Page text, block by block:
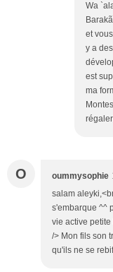
Wa
et
y a
est
ma
O oummysophie
salam
s'embarque ^^
vie active
/> Mon fils son
qu'ils ne se